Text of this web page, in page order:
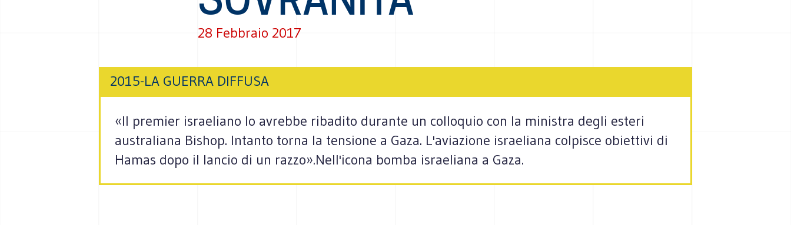
28 Febbraio 2017
2015-LA GUERRA DIFFUSA
«Il premier israeliano lo avrebbe ribadito durante un colloquio con la ministra degli esteri
australiana Bishop. Intanto torna la tensione a Gaza. L'aviazione israeliana colpisce obiettivi di
Hamas dopo il lancio di un razzo».Nell'icona bomba israeliana a Gaza.